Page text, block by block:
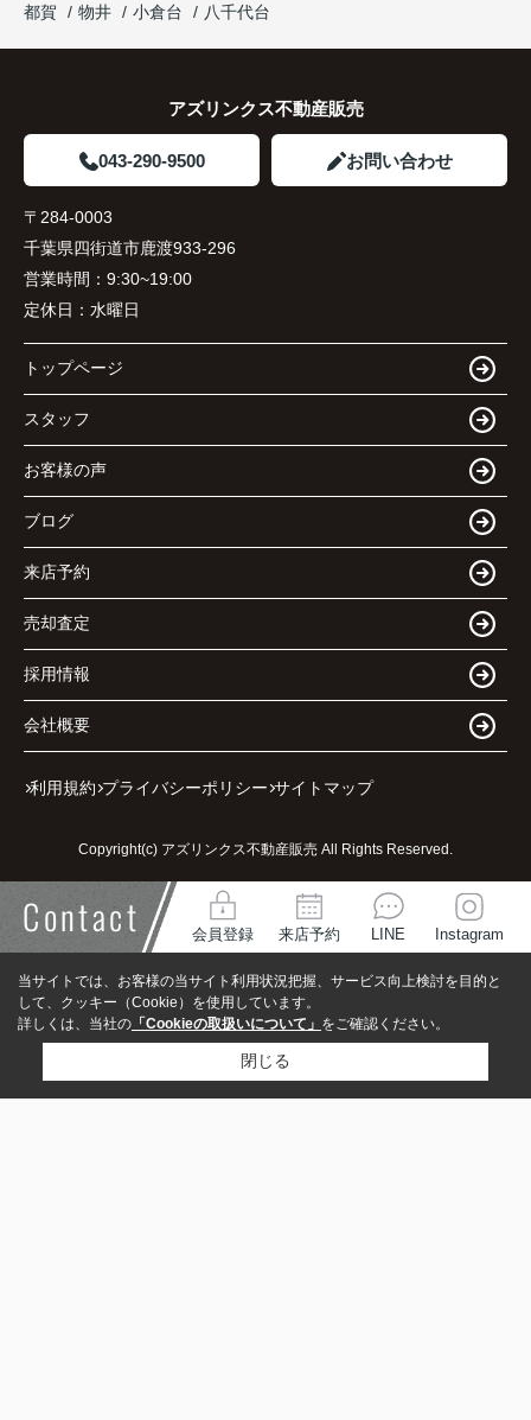
都賀
物井 小倉台 八千代台
アズリンクス不動産販売
043-290-9500 お問い合わせ
〒284-0003
千葉県四街道市鹿渡933-296
営業時間： 9:30~19:00
定休日： 水曜日
トップページ
スタッフ
お客様の声
ブログ
来店予約
売却査定
採用情報
会社概要
利用規約 プライバシーポリシー サイトマップ
Copyright(c) アズリンクス不動産販売 All Rights Reserved.
Contact 会員登録 来店予約 LINE Instagram
当サイトでは、お客様の当サイト利用状況把握、サービス向上検討を目的と
して、クッキー（Cookie）を使用しています。
詳しくは、当社の 「Cookieの取扱いについて」 をご確認ください。
閉じる